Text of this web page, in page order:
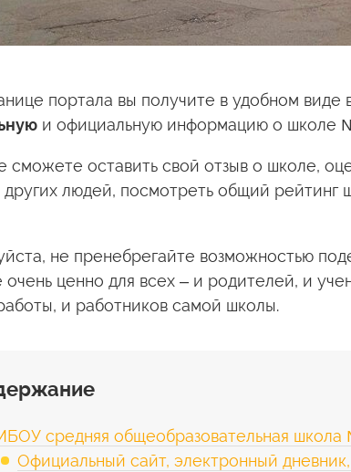
портала вы получите в удобном виде
и официальную информацию о школе
сможете оставить свой отзыв о школе,
людей, посмотреть общий рейтинг
не пренебрегайте возможностью
очень ценно для всех – и родителей, и
и работников самой школы.
средняя общеобразовательная
Официальный сайт, электронный